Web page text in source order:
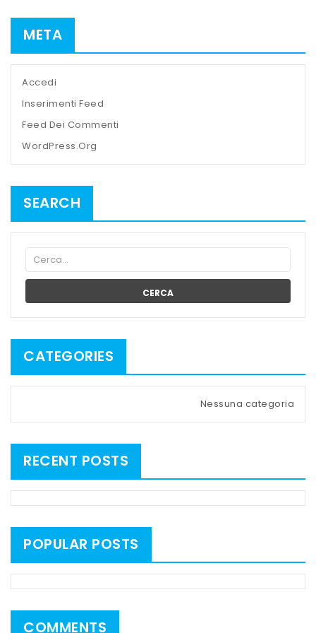
META
Accedi
Inserimenti Feed
Feed Dei Commenti
WordPress.org
SEARCH
CERCA
CATEGORIES
Nessuna categoria
RECENT POSTS
POPULAR POSTS
COMMENTS